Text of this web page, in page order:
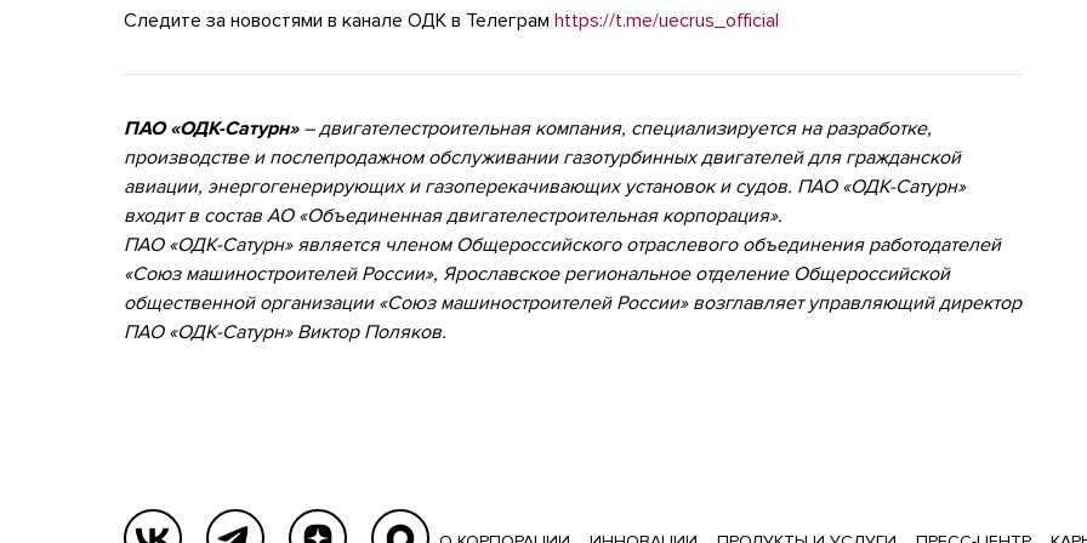
Следите за новостями в канале ОДК в Телеграм https://t.me/uecrus_official
ПАО «ОДК-Сатурн»– двигателестроительная компания, специализируется на разработке,
производстве и послепродажном обслуживании газотурбинных двигателей для гражданской
авиации, энергогенерирующих и газоперекачивающих установок и судов. ПАО «ОДК-Сатурн»
входит в состав АО «Объединенная двигателестроительная корпорация».
ПАО «ОДК-Сатурн» является членом Общероссийского отраслевого объединения работодателей
«Союз машиностроителей России», Ярославское региональное отделение Общероссийской
общественной организации «Союз машиностроителей России» возглавляет управляющий директор
ПАО «ОДК-Сатурн» Виктор Поляков.